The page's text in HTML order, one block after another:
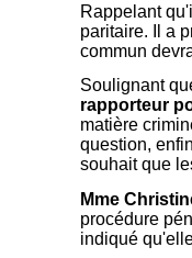
Rappelant
paritaire. Il a
commun
Soulignant
rapporteur
matière
question,
souhait que
Mme
procédure
indiqué